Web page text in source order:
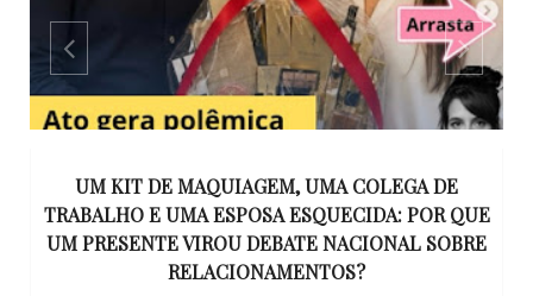
UM KIT DE MAQUIAGEM, UMA COLEGA DE
TRABALHO E UMA ESPOSA ESQUECIDA: POR QUE
UM PRESENTE VIROU DEBATE NACIONAL SOBRE
RELACIONAMENTOS?